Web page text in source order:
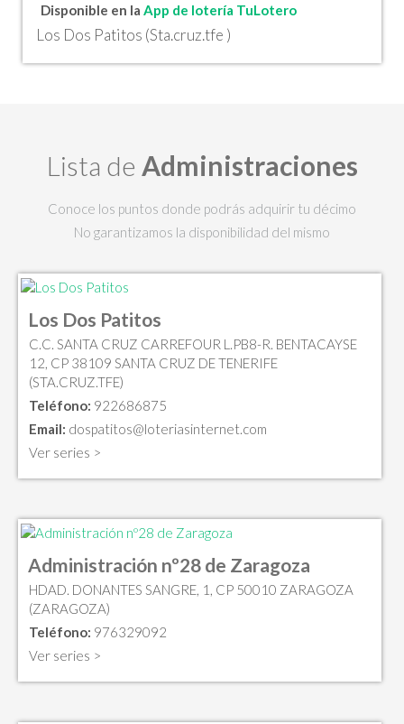
Disponible en la App de lotería TuLotero
Los Dos Patitos (Sta.cruz.tfe )
Lista de Administraciones
Conoce los puntos donde podrás adquirir tu décimo
No garantizamos la disponibilidad del mismo
Los Dos Patitos
C.C. SANTA CRUZ CARREFOUR L.PB8-R. BENTACAYSE
12, CP 38109 SANTA CRUZ DE TENERIFE
(STA.CRUZ.TFE)
Teléfono: 922686875
Email: dospatitos@loteriasinternet.com
Ver series >
Administración nº28 de Zaragoza
HDAD. DONANTES SANGRE, 1, CP 50010 ZARAGOZA
(ZARAGOZA)
Teléfono: 976329092
Ver series >